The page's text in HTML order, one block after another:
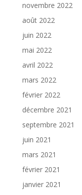
novembre 2022
août 2022
juin 2022
mai 2022
avril 2022
mars 2022
février 2022
décembre 2021
septembre 2021
juin 2021
mars 2021
février 2021
janvier 2021